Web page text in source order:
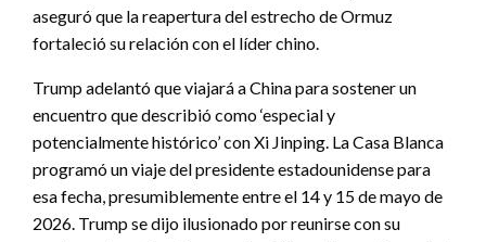
aseguró que la reapertura del estrecho de Ormuz
fortaleció su relación con el líder chino.
Trump adelantó que viajará a China para sostener un
encuentro que describió como ‘especial y
potencialmente histórico’ con Xi Jinping. La Casa Blanca
programó un viaje del presidente estadounidense para
esa fecha, presumiblemente entre el 14 y 15 de mayo de
2026. Trump se dijo ilusionado por reunirse con su